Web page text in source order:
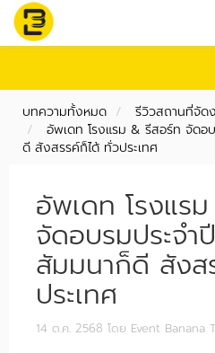
บทความทั้งหมด
รีวิวสถานที่จัด
อัพเดท โรงแรม & รีสอร์ท จัดอ
ดี สังสรรค์ก็ได้ ทั่วประเทศ
อัพเดท โรงแร
จัดอบรมประจำ
สัมมนาก็ดี สังส
ประเทศ
14 ต.ค. 2568 โดย Event Banana